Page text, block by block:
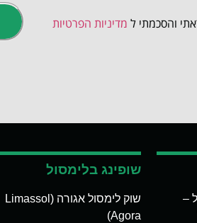
והסכמתי ל מדיניות הפרטיות
–
שופינג בלימסול
שוק לימסול אגורה (Limassol
Agora)